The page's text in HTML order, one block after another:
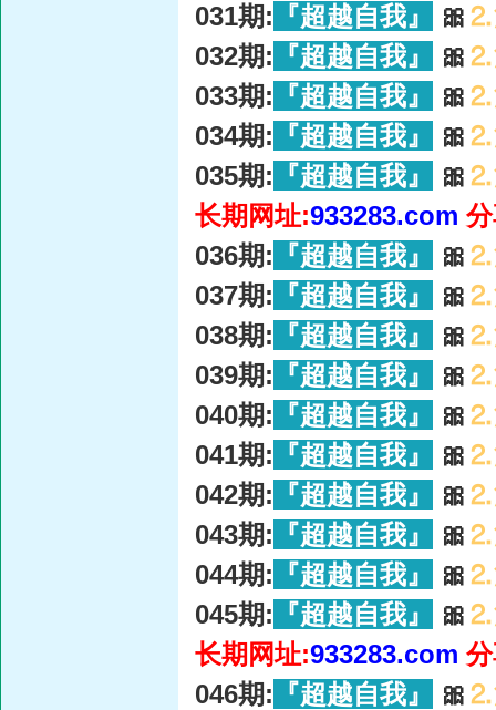
031期: 『超越自我』 🎀 ⒉
032期: 『超越自我』 🎀 ⒉
033期: 『超越自我』 🎀 ⒉
034期: 『超越自我』 🎀 ⒉
035期: 『超越自我』 🎀 ⒉
长期网址:933283.com
036期: 『超越自我』 🎀 ⒉
037期: 『超越自我』 🎀 ⒉
038期: 『超越自我』 🎀 ⒉
039期: 『超越自我』 🎀 ⒉
040期: 『超越自我』 🎀 ⒉
041期: 『超越自我』 🎀 ⒉
042期: 『超越自我』 🎀 ⒉
043期: 『超越自我』 🎀 ⒉
044期: 『超越自我』 🎀 ⒉
045期: 『超越自我』 🎀 ⒉
长期网址:933283.com
046期: 『超越自我』 🎀 ⒉